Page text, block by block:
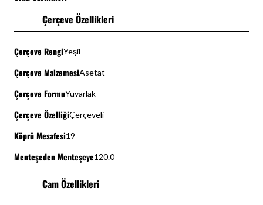
Çerçeve Özellikleri
Çerçeve RengiYeşil
Çerçeve MalzemesiAsetat
Çerçeve FormuYuvarlak
Çerçeve ÖzelliğiÇerçeveli
Köprü Mesafesi19
Menteşeden Menteşeye120.0
Cam Özellikleri